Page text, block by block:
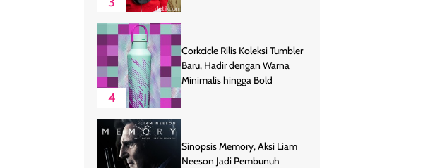
4
Corkcicle Rilis Koleksi Tumbler
Baru, Hadir dengan Warna
Minimalis hingga Bold
Sinopsis Memory, Aksi Liam
Neeson Jadi Pembunuh